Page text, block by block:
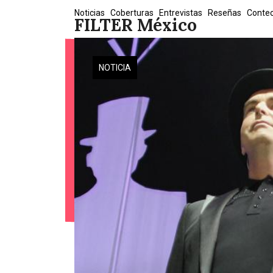
FILTER México
Noticias Coberturas Entrevistas Reseñas
NOTICIA